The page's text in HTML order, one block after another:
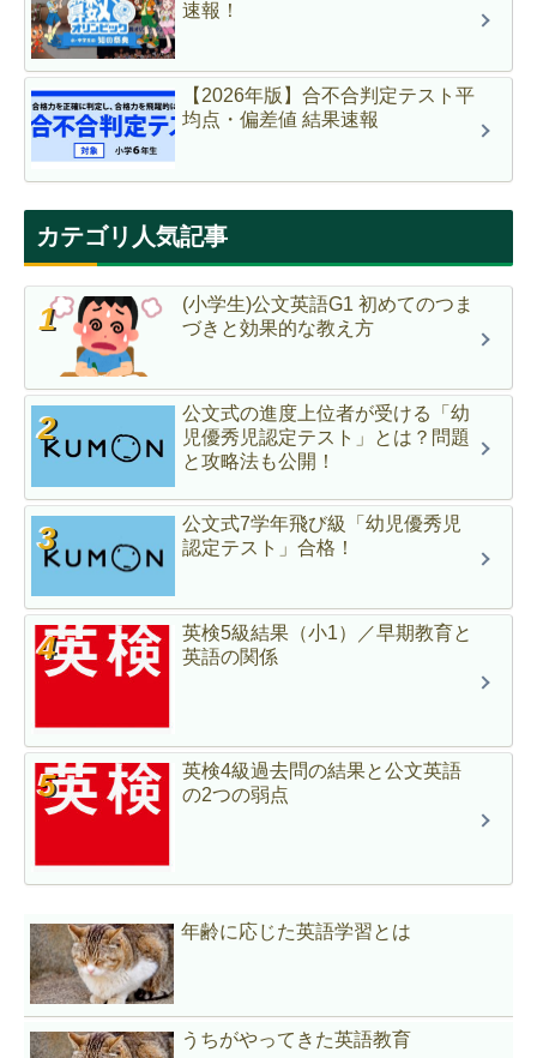
速報！
【2026年版】合不合判定テスト平
均点・偏差値 結果速報
カテゴリ人気記事
(小学生)公文英語G1 初めてのつま
づきと効果的な教え方
公文式の進度上位者が受ける「幼
児優秀児認定テスト」とは？問題
と攻略法も公開！
公文式7学年飛び級「幼児優秀児
認定テスト」合格！
英検5級結果（小1）／早期教育と
英語の関係
英検4級過去問の結果と公文英語
の2つの弱点
年齢に応じた英語学習とは
うちがやってきた英語教育